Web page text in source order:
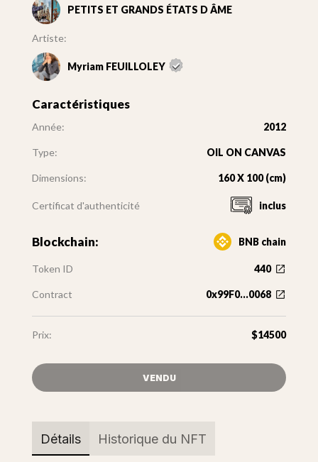
PETITS ET GRANDS ÉTATS D ÂME
Artiste:
Myriam FEUILLOLEY
Caractéristiques
Année: 2012
Type: OIL ON CANVAS
Dimensions: 160 X 100 (cm)
Certificat d'authenticité inclus
Blockchain: BNB chain
Token ID 440
Contract 0x99F0...0068
Prix: $14500
VENDU
Détails Historique du NFT